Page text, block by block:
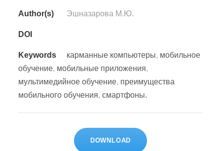
Author(s) Эшназарова М.Ю.
DOI
Keywords карманные компьютеры, мобильное
обучение, мобильные приложения,
мультимедийное обучение, преимущества
мобильного обучения, смартфоны.
DOWNLOAD